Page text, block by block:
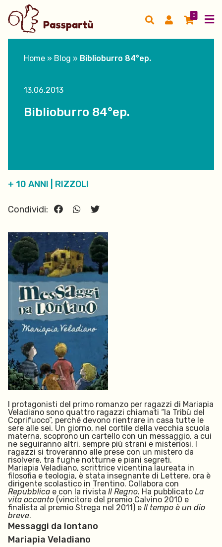
0
Home » Blog » Biblioburro 84°ep.
13.06.2013
Biblioburro 84°ep.
+ 10 ANNI RIZZOLI
Condividi:
I protagonisti del primo romanzo per ragazzi di Mariapia
Veladiano sono quattro ragazzi chiamati “la Tribù del
Coprifuoco”, perché devono rientrare in casa tutte le
sere alle sei. Un giorno, nel cortile della vecchia scuola
materna, scoprono un cartello con un messaggio, a cui
ne seguiranno altri, sempre più strani e misteriosi. I
ragazzi si troveranno alle prese con un mistero da
risolvere, tra fughe notturne e piani segreti.
Mariapia Veladiano, scrittrice vicentina laureata in
filosofia e teologia, è stata insegnante di Lettere, ora è
dirigente scolastico in Trentino. Collabora con
Repubblica e con la rivista Il Regno. H a pubblicato La
vita accanto (vincitore del premio Calvino 2010 e
finalista al premio Strega nel 2011) e Il tempo è un dio
breve.
Messaggi da lontano
Mariapia Veladiano